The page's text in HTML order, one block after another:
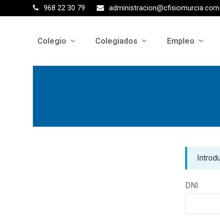
968 22 30 79 administracion@cfisiomurcia.com
Colegio Colegiados Empleo
DNI